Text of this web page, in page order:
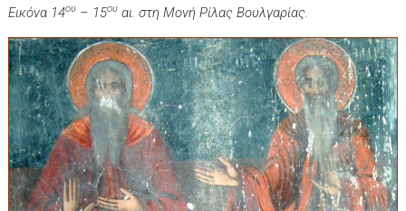
Εικόνα 14ου – 15ου αι. στη Μονή Ρίλας Βουλγαρίας.